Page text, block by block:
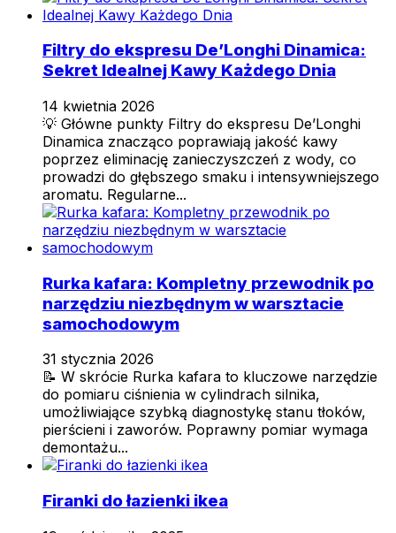
Filtry do ekspresu De’Longhi Dinamica:
Sekret Idealnej Kawy Każdego Dnia
14 kwietnia 2026
💡 Główne punkty Filtry do ekspresu De’Longhi
Dinamica znacząco poprawiają jakość kawy
poprzez eliminację zanieczyszczeń z wody, co
prowadzi do głębszego smaku i intensywniejszego
aromatu. Regularne...
Rurka kafara: Kompletny przewodnik po
narzędziu niezbędnym w warsztacie
samochodowym
31 stycznia 2026
📝 W skrócie Rurka kafara to kluczowe narzędzie
do pomiaru ciśnienia w cylindrach silnika,
umożliwiające szybką diagnostykę stanu tłoków,
pierścieni i zaworów. Poprawny pomiar wymaga
demontażu...
Firanki do łazienki ikea